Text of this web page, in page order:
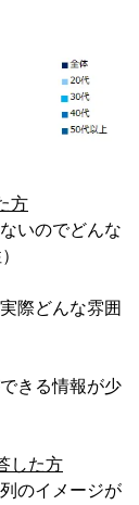
方
いのでどんな
際どんな雰囲
きる情報が少
した方
のイメージが